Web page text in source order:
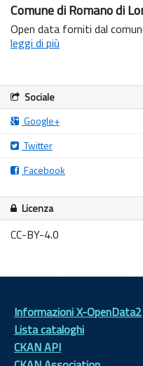
Comune di Romano di
Open data forniti dal
leggi di più
Sociale
Google+
Twitter
Facebook
Licenza
CC-BY-4.0
Informazioni X-OpenData2
Lista cataloghi
CKAN API